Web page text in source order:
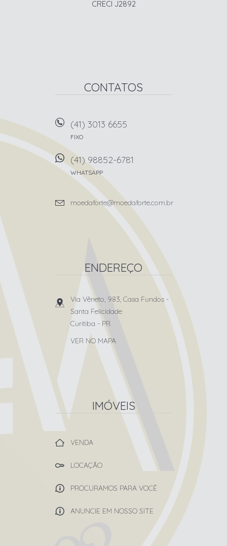
CRECI J2892
CONTATOS
(41) 3013 6655
FIXO
(41) 98852-6781
WHATSAPP
moedaforte@moedaforte.com.br
ENDEREÇO
Via Vêneto, 983, Casa Fundos -
Santa Felicidade
Curitiba - PR
VER NO MAPA
IMÓVEIS
VENDA
LOCAÇÃO
PROCURAMOS PARA VOCÊ
ANUNCIE EM NOSSO SITE